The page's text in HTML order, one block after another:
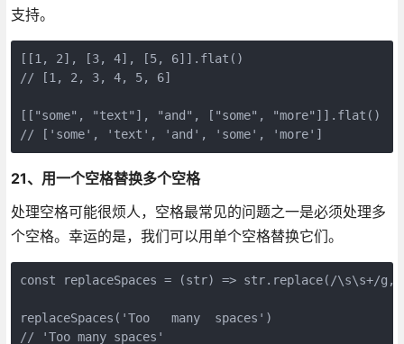
支持。
[[1, 2], [3, 4], [5, 6]].flat()
// [1, 2, 3, 4, 5, 6]
[["some", "text"], "and", ["some", "more"]].flat()
// ['some', 'text', 'and', 'some', 'more']
21、用一个空格替换多个空格
处理空格可能很烦人，空格最常见的问题之一是必须处理多
个空格。幸运的是，我们可以用单个空格替换它们。
const replaceSpaces = (str) => str.replace(/\s\s+/
replaceSpaces('Too   many  spaces')
// 'Too many spaces'